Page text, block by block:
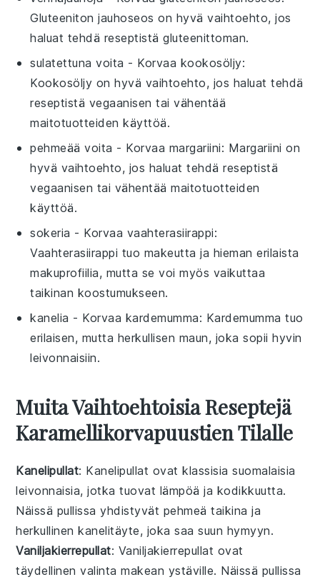
Gluteeniton jauhoseos on hyvä vaihtoehto, jos
haluat tehdä reseptistä gluteenittoman.
sulatettuna voita - Korvaa kookosöljy:
Kookosöljy on hyvä vaihtoehto, jos haluat tehdä
reseptistä vegaanisen tai vähentää
maitotuotteiden käyttöä.
pehmeää voita - Korvaa margariini: Margariini on
hyvä vaihtoehto, jos haluat tehdä reseptistä
vegaanisen tai vähentää maitotuotteiden
käyttöä.
sokeria - Korvaa vaahterasiirappi:
Vaahterasiirappi tuo makeutta ja hieman erilaista
makuprofiilia, mutta se voi myös vaikuttaa
taikinan koostumukseen.
kanelia - Korvaa kardemumma: Kardemumma tuo
erilaisen, mutta herkullisen maun, joka sopii hyvin
leivonnaisiin.
Muita Vaihtoehtoisia Reseptejä
Karamellikorvapuustien Tilalle
Kanelipullat: Kanelipullat ovat klassisia suomalaisia
leivonnaisia, jotka tuovat lämpöä ja kodikkuutta.
Näissä pullissa yhdistyvät pehmeä taikina ja
herkullinen kanelitäyte, joka saa suun hymyyn.
Vaniljakierrepullat: Vaniljakierrepullat ovat
täydellinen valinta makean ystäville. Näissä pullissa